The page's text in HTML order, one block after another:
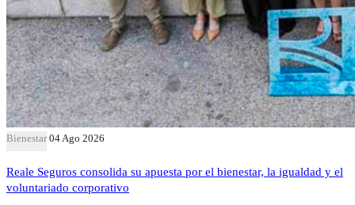
Bienestar 04 Ago 2026
Reale Seguros consolida su apuesta por el bienestar, la igualdad y el
voluntariado corporativo